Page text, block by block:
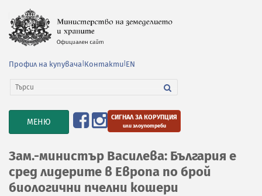
Профил на купувача Контакти EN
TOGGLE
NAVIGATION
МЕНЮ СИГНАЛ ЗА КОРУПЦИЯ
или злоупотреби
Зам.-министър Василева: България е
сред лидерите в Европа по брой
биологични пчелни кошери